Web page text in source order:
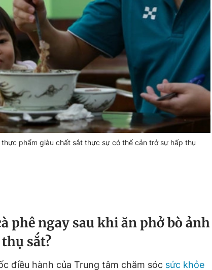
phẩm giàu chất sắt thực sự có thể cản trở sự hấp thụ
phê ngay sau khi ăn phở bò ảnh
sắt?
điều hành của Trung tâm chăm sóc sức khỏe